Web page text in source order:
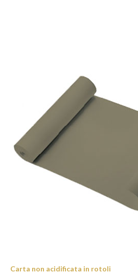
Carta non acidificata in rotoli